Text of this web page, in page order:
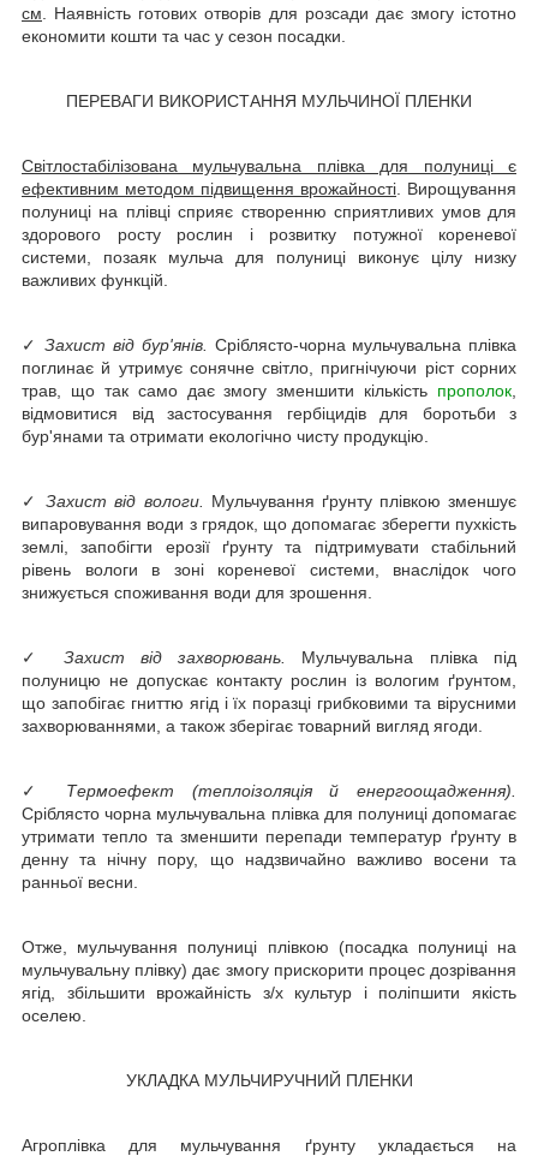
см . Наявність готових отворів для розсади дає змогу істотно
економити кошти та час у сезон посадки.
ПЕРЕВАГИ ВИКОРИСТАННЯ МУЛЬЧИНОЇ ПЛЕНКИ
Світлостабілізована мульчувальна плівка для полуниці є
ефективним методом підвищення врожайності . Вирощування
полуниці на плівці сприяє створенню сприятливих умов для
здорового росту рослин і розвитку потужної кореневої
системи, позаяк мульча для полуниці виконує цілу низку
важливих функцій.
✓Захист від бур'янів. Сріблясто-чорна мульчувальна плівка
поглинає й утримує сонячне світло, пригнічуючи ріст сорних
трав, що так само дає змогу зменшити кількість прополок
відмовитися від застосування гербіцидів для боротьби з
бур'янами та отримати екологічно чисту продукцію.
✓Захист від вологи. Мульчування ґрунту плівкою зменшує
випаровування води з грядок, що допомагає зберегти пухкість
землі, запобігти ерозії ґрунту та підтримувати стабільний
рівень вологи в зоні кореневої системи, внаслідок чого
знижується споживання води для зрошення.
✓ Захист від захворювань. Мульчувальна плівка під
полуницю не допускає контакту рослин із вологим ґрунтом,
що запобігає гниттю ягід і їх поразці грибковими та вірусними
захворюваннями, а також зберігає товарний вигляд ягоди.
✓ Термоефект (теплоізоляція й енергоощадження).
Сріблясто чорна мульчувальна плівка для полуниці допомагає
утримати тепло та зменшити перепади температур ґрунту в
денну та нічну пору, що надзвичайно важливо восени та
ранньої весни.
Отже, мульчування полуниці плівкою (посадка полуниці на
мульчувальну плівку) дає змогу прискорити процес дозрівання
ягід, збільшити врожайність з/х культур і поліпшити якість
оселею.
УКЛАДКА МУЛЬЧИРУЧНИЙ ПЛЕНКИ
Агроплівка для мульчування ґрунту укладається на